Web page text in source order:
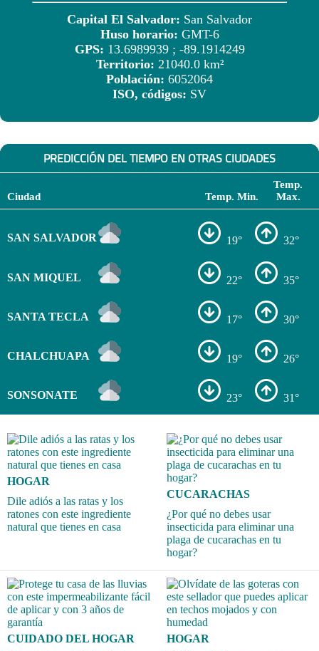
Capital El Salvador: San Salvador
Huso horario: GMT-6
GPS: 13.6989939 ; -89.1914249
Territorio: 21040.0 km²
Población: 6052064
ISO, códigos: SV
PREDICCIÓN DEL TIEMPO EN OTRAS CIUDADES
Ciudad Temp. Min.
Temp.
Max.
SAN SALVADOR 19° 32°
SAN MIQUEL 22° 35°
SANTA TECLA 17° 30°
CHALCHUAPA 19° 26°
SONSONATE 23° 31°
HOGAR
Dile adiós a las ratas y los
ratones con este ingrediente
natural que tienes en casa
CUCARACHAS
¿Por qué no debes usar
insecticida para eliminar una
plaga de cucarachas en tu
hogar?
CUIDADO DEL HOGAR
HOGAR